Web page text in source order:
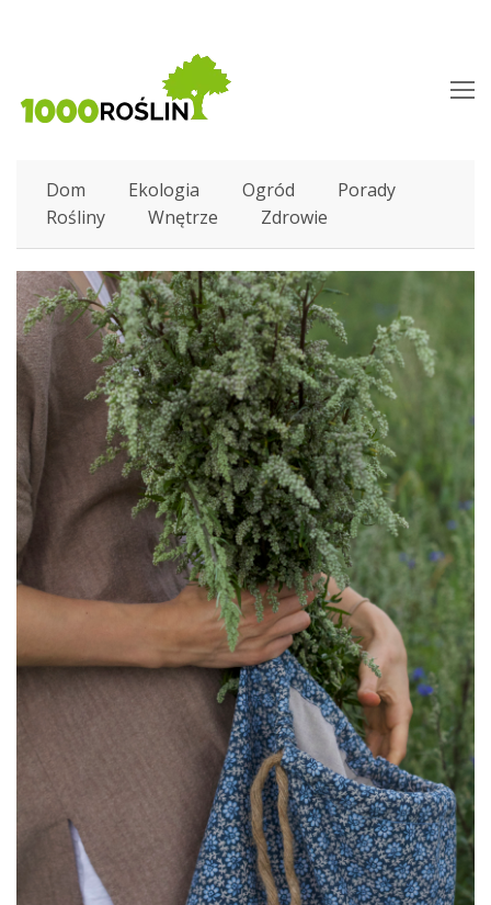
Dom Ekologia Ogród
Porady
Rośliny
Wnętrze Zdrowie